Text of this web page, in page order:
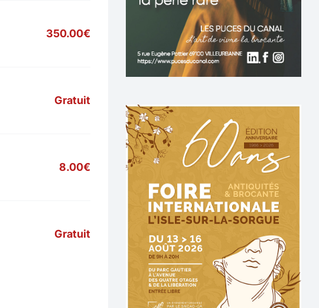
350.00€
Gratuit
8.00€
Gratuit